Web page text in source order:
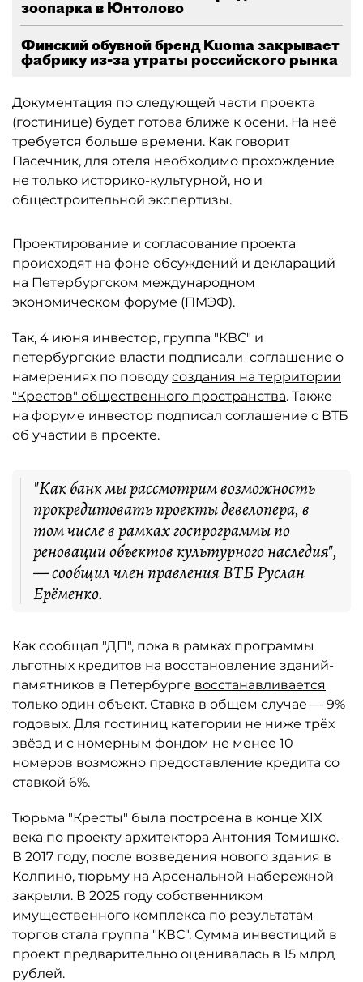
зоопарка в Юнтолово
Финский обувной бренд Kuoma закрывает
фабрику из-за утраты российского рынка
Документация по следующей части проекта
(гостинице) будет готова ближе к осени. На неё
требуется больше времени. Как говорит
Пасечник, для отеля необходимо прохождение
не только историко-культурной, но и
общестроительной экспертизы.
Проектирование и согласование проекта
происходят на фоне обсуждений и деклараций
на Петербургском международном
экономическом форуме (ПМЭФ).
Так, 4 июня инвестор, группа "КВС" и
петербургские власти подписали соглашение о
намерениях по поводу создания на территории
"Крестов" общественного пространства. Также
на форуме инвестор подписал соглашение с ВТБ
об участии в проекте.
"Как банк мы рассмотрим возможность
прокредитовать проекты девелопера, в
том числе в рамках госпрограммы по
реновации объектов культурного наследия",
— сообщил член правления ВТБ Руслан
Ерёменко.
Как сообщал "ДП", пока в рамках программы
льготных кредитов на восстановление зданий-
памятников в Петербурге восстанавливается
только один объект. Ставка в общем случае — 9%
годовых. Для гостиниц категории не ниже трёх
звёзд и с номерным фондом не менее 10
номеров возможно предоставление кредита со
ставкой 6%.
Тюрьма "Кресты" была построена в конце XIX
века по проекту архитектора Антония Томишко.
В 2017 году, после возведения нового здания в
Колпино, тюрьму на Арсенальной набережной
закрыли. В 2025 году собственником
имущественного комплекса по результатам
торгов стала группа "КВС". Сумма инвестиций в
проект предварительно оценивалась в 15 млрд
рублей.